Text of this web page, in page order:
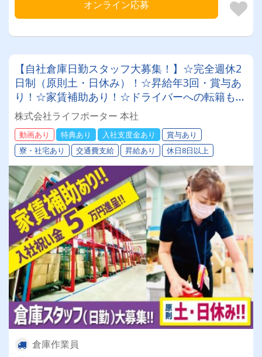
オンライン応募
【自社倉庫日勤スタッフ大募集！】☆完全週休2
日制（原則土・日休み）！☆昇給年3回・賞与あ
り！☆家賃補助あり！☆ドライバーへの転籍も可
能です！力仕事はほとんどありませんので女性の
方も多数活躍中です！
株式会社ライフポーター 本社
動画あり 特典あり 入社支度金あり
賞与あり
寮・社宅あり
交通費支給 昇給あり 休日8日以上
倉庫作業員